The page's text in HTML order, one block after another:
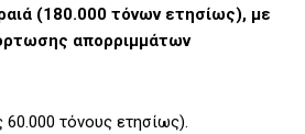
(180.000 τόνων ετησίως), με
απορριμμάτων
60.000 τόνους ετησίως).